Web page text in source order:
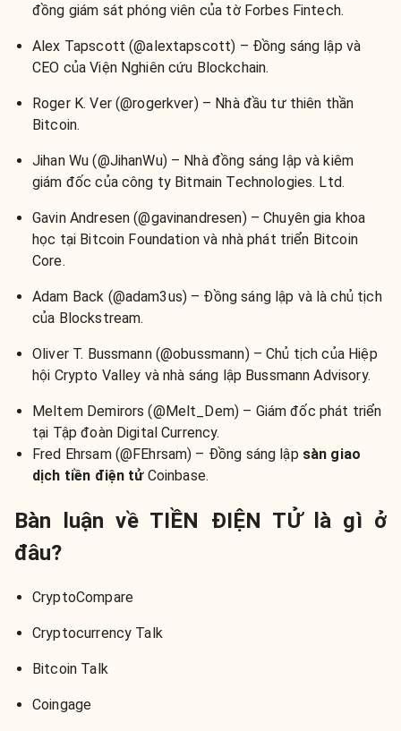
đồng giám sát phóng viên của tờ Forbes Fintech.
Alex Tapscott (@alextapscott) – Đồng sáng lập và
CEO của Viện Nghiên cứu Blockchain.
Roger K. Ver (@rogerkver) – Nhà đầu tư thiên thần
Bitcoin.
Jihan Wu (@JihanWu) – Nhà đồng sáng lập và kiêm
giám đốc của công ty Bitmain Technologies. Ltd.
Gavin Andresen (@gavinandresen) – Chuyên gia khoa
học tại Bitcoin Foundation và nhà phát triển Bitcoin
Core.
Adam Back (@adam3us) – Đồng sáng lập và là chủ tịch
của Blockstream.
Oliver T. Bussmann (@obussmann) – Chủ tịch của Hiệp
hội Crypto Valley và nhà sáng lập Bussmann Advisory.
Meltem Demirors (@Melt_Dem) – Giám đốc phát triển
tại Tập đoàn Digital Currency.
Fred Ehrsam (@FEhrsam) – Đồng sáng lập sàn giao
dịch tiền điện tửCoinbase.
Bàn luận về TIỀN ĐIỆN TỬ là gì ở
đâu?
CryptoCompare
Cryptocurrency Talk
Bitcoin Talk
Coingage